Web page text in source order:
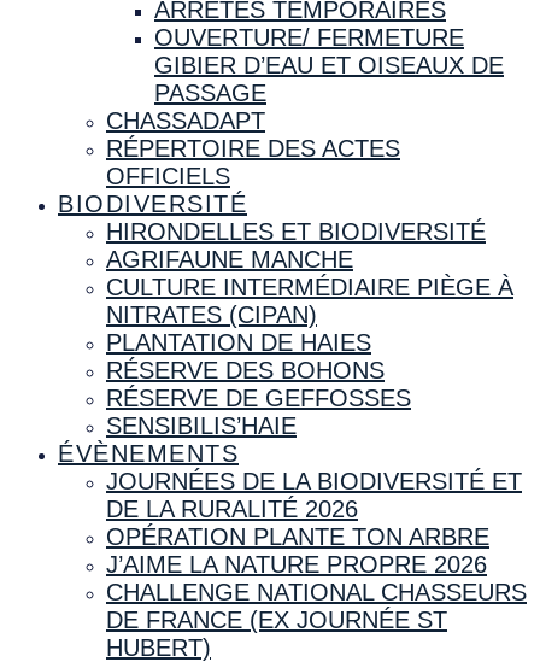
ARRÊTÉS TEMPORAIRES
OUVERTURE/ FERMETURE
GIBIER D’EAU ET OISEAUX DE
PASSAGE
CHASSADAPT
RÉPERTOIRE DES ACTES
OFFICIELS
BIODIVERSITÉ
HIRONDELLES ET BIODIVERSITÉ
AGRIFAUNE MANCHE
CULTURE INTERMÉDIAIRE PIÈGE À
NITRATES (CIPAN)
PLANTATION DE HAIES
RÉSERVE DES BOHONS
RÉSERVE DE GEFFOSSES
SENSIBILIS’HAIE
ÉVÈNEMENTS
JOURNÉES DE LA BIODIVERSITÉ ET
DE LA RURALITÉ 2026
OPÉRATION PLANTE TON ARBRE
J’AIME LA NATURE PROPRE 2026
CHALLENGE NATIONAL CHASSEURS
DE FRANCE (EX JOURNÉE ST
HUBERT)